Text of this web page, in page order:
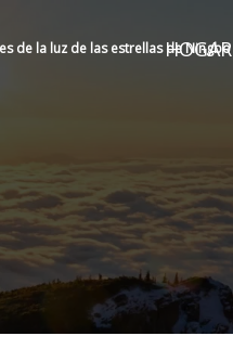
de la luz de las estrellas de Ningbo
HOGAR